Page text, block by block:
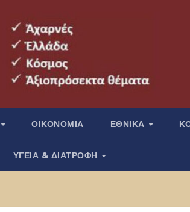
ΟΙΚΟΝΟΜΙΑ ΕΘΝΙΚΑ
ΥΓΕΙΑ & ΔΙΑΤΡΟΦΗ